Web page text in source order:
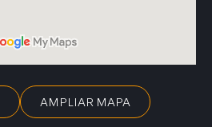
AMPLIAR MAPA